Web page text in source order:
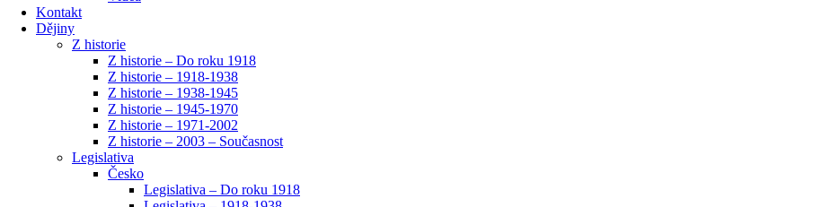
Kontakt
Dějiny
Z historie
Z historie – Do roku 1918
Z historie – 1918-1938
Z historie – 1938-1945
Z historie – 1945-1970
Z historie – 1971-2002
Z historie – 2003 – Současnost
Legislativa
Česko
Legislativa – Do roku 1918